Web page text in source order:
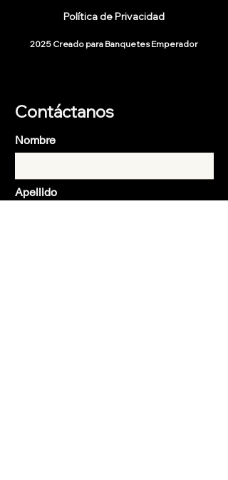
Política de Privacidad
2025 Creado para Banquetes Emperador
Contáctanos
Nombre
Apellido